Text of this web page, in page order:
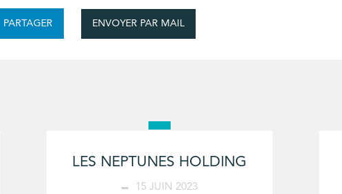
PARTAGER ENVOYER PAR MAIL
LES NEPTUNES HOLDING
15 JUIN 2023